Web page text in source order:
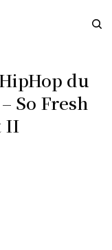
du
So Fresh
II